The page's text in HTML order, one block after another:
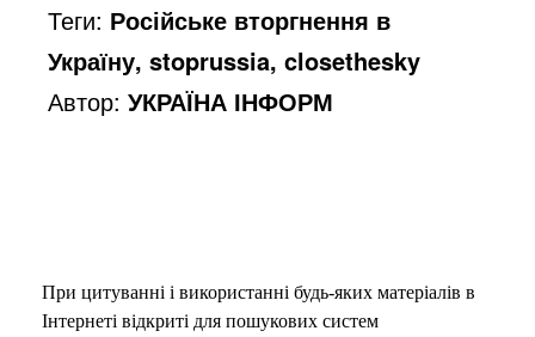
Теги: Російське вторгнення в
Україну, stoprussia, closethesky
Автор:УКРАЇНА ІНФОРМ
При цитуванні і використанні будь-яких матеріалів в
Інтернеті відкриті для пошукових систем